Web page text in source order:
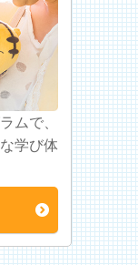
ムで、
学び体